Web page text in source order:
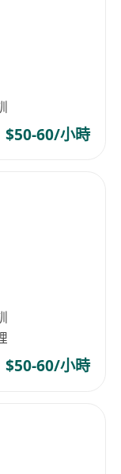
$50-60/小時
$50-60/小時